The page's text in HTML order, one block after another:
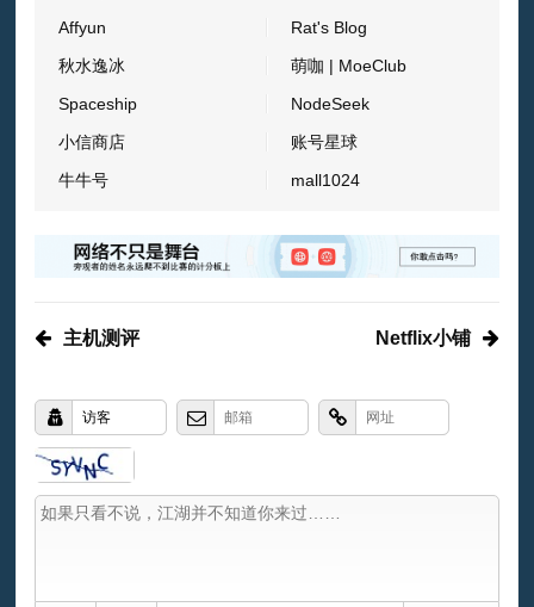
Affyun
Rat's Blog
秋水逸冰
萌咖 | MoeClub
Spaceship
NodeSeek
小信商店
账号星球
牛牛号
mall1024
主机测评 Netflix小铺